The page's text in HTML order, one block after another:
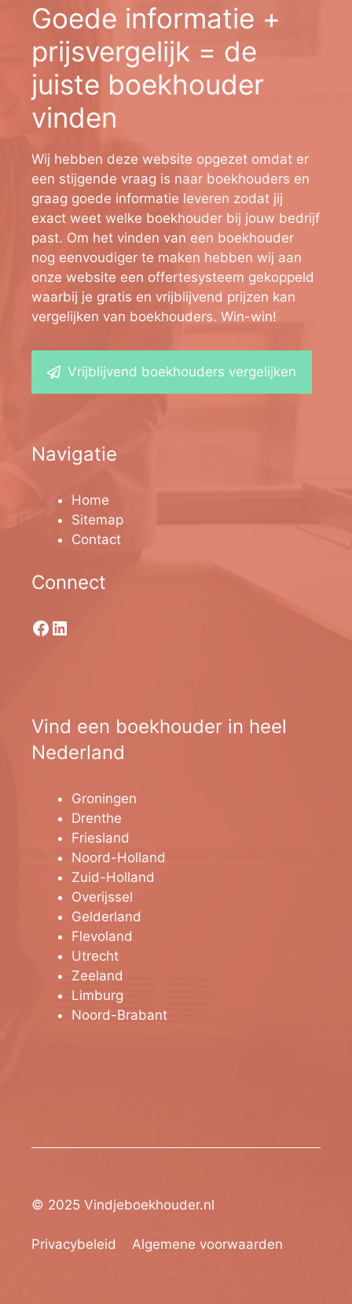
Goede informatie +
prijsvergelijk = de
juiste boekhouder
vinden
Wij hebben deze website opgezet omdat er
een stijgende vraag is naar boekhouders en
graag goede informatie leveren zodat jij
exact weet welke boekhouder bij jouw bedrijf
past. Om het vinden van een boekhouder
nog eenvoudiger te maken hebben wij aan
onze website een offertesysteem gekoppeld
waarbij je gratis en vrijblijvend prijzen kan
vergelijken van boekhouders. Win-win!
Vrijblijvend boekhouders vergelijken
Navigatie
Home
Sitemap
Contact
Connect
Facebook
LinkedIn
Vind een boekhouder in heel
Nederland
Groningen
Drenthe
Friesland
Noord-Holland
Zuid-Holland
Overijssel
Gelderland
Flevoland
Utrecht
Zeeland
Limburg
Noord-Brabant
© 2025 Vindjeboekhouder.nl
Privacybeleid Algemene voorwaarden